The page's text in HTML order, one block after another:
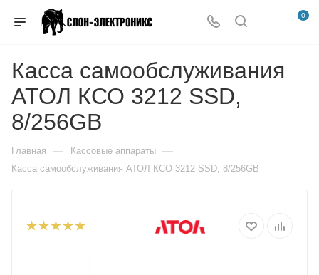
0
Касса самообслуживания
АТОЛ КСО 3212 SSD,
8/256GB
Главная — Кассовые аппараты —
Касса самообслуживания АТОЛ КСО 3212 SSD, 8/256GB